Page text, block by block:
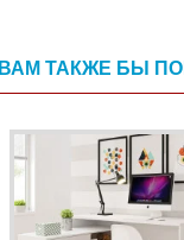
ВАМ ТАКЖЕ БЫ